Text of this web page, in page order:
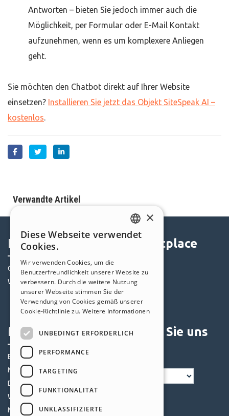
Antworten – bieten Sie jedoch immer auch die
Möglichkeit, per Formular oder E-Mail Kontakt
aufzunehmen, wenn es um komplexere Anliegen
geht.
Sie möchten den Chatbot direkt auf Ihrer Website
einsetzen? Installieren Sie jetzt das Objekt SiteSpeak AI –
kostenlos.
Verwandte Artikel
Help Center
Community
Websites von Nutzern
Marketplace
Templates
Objekte
Angebote
Mein Profil
Eigene Beiträge
Meine Lizenz
Downloads
Webhosting
Meine Credits
Folgen Sie uns
ENGLISH
GERMAN
SPANISH
PORTUGUESE
×
Diese Webseite verwendet
Cookies.
Wir verwenden Cookies, um die
Benutzerfreundlichkeit unserer Website zu
verbessern. Durch die weitere Nutzung
unserer Webseite stimmen Sie der
Verwendung von Cookies gemäß unserer
Cookie-Richtlinie zu. Weitere Informationen
UNBEDINGT ERFORDERLICH
PERFORMANCE
TARGETING
FUNKTIONALITÄT
UNKLASSIFIZIERTE